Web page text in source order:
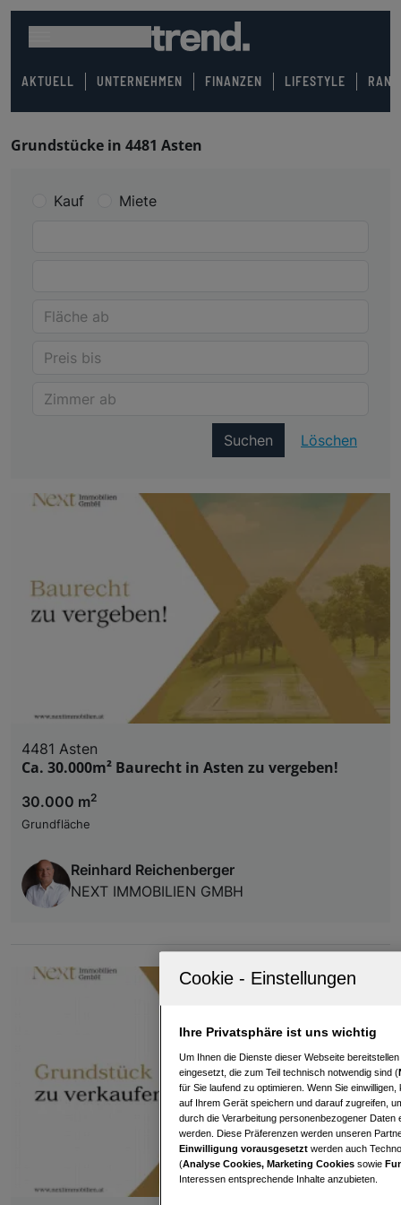
AKTUELL UNTERNEHMEN FINANZEN LIFESTYLE
Grundstücke in 4481 Asten
Kauf Miete
Suchen Löschen
4481 Asten
Ca. 30.000m² Baurecht in Asten zu vergeben!
30.000 m2
Grundfläche
Reinhard Reichenberger
NEXT IMMOBILIEN GMBH
Ihre Privatsphäre ist uns wichtig
Um Ihnen die Dienste dieser Webseite
eingesetzt, die zum Teil technisch notwendig sind (
für Sie laufend zu optimieren. Wenn Sie
auf Ihrem Gerät speichern und darauf zugreifen,
durch die Verarbeitung personenbezogener
werden. Diese Präferenzen werden unseren
Einwilligung vorausgesetzt werden auch
(Analyse Cookies, Marketing Cookies sowie
Interessen entsprechende Inhalte anzubieten.